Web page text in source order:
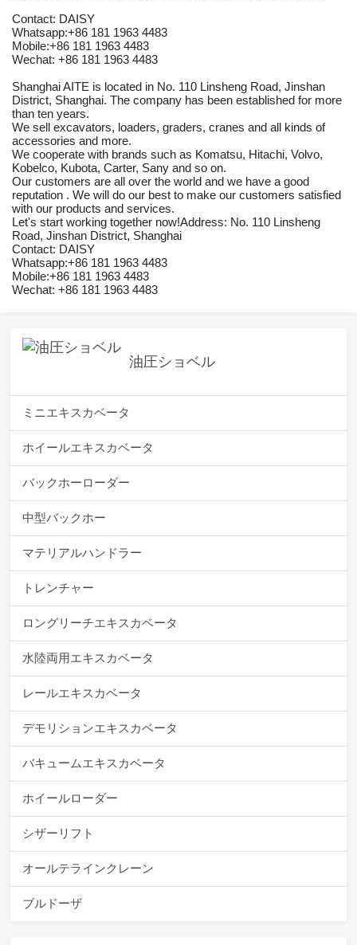
Contact: DAISY
Whatsapp:+86 181 1963 4483
Mobile:+86 181 1963 4483
Wechat: +86 181 1963 4483
Shanghai AITE is located in No. 110 Linsheng Road, Jinshan
District, Shanghai. The company has been established for more
than ten years.
We sell excavators, loaders, graders, cranes and all kinds of
accessories and more.
We cooperate with brands such as Komatsu, Hitachi, Volvo,
Kobelco, Kubota, Carter, Sany and so on.
Our customers are all over the world and we have a good
reputation . We will do our best to make our customers satisfied
with our products and services.
Let's start working together now!Address: No. 110 Linsheng
Road, Jinshan District, Shanghai
Contact: DAISY
Whatsapp:+86 181 1963 4483
Mobile:+86 181 1963 4483
Wechat: +86 181 1963 4483
油圧ショベル
ミニエキスカベータ
ホイールエキスカベータ
バックホーローダー
中型バックホー
マテリアルハンドラー
トレンチャー
ロングリーチエキスカベータ
水陸両用エキスカベータ
レールエキスカベータ
デモリションエキスカベータ
バキュームエキスカベータ
ホイールローダー
シザーリフト
オールテラインクレーン
ブルドーザ